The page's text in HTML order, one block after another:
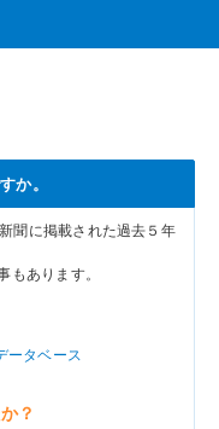
か。
聞に掲載された過去５年
あります。
ータベース
？